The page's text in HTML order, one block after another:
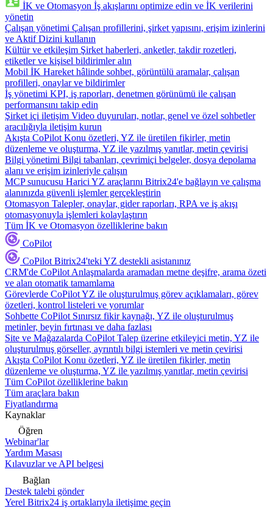
İK ve Otomasyon İş akışlarını optimize edin ve İK verilerini
yönetin
Çalışan yönetimi Çalışan profillerini, şirket yapısını, erişim izinlerini
ve Aktif Dizini kullanın
Kültür ve etkileşim Şirket haberleri, anketler, takdir rozetleri,
etiketler ve kişisel bildirimler alın
Mobil İK Hareket hâlinde sohbet, görüntülü aramalar, çalışan
profilleri, onaylar ve bildirimler
İş yönetimi KPI, iş raporları, denetmen görünümü ile çalışan
performansını takip edin
Şirket içi iletişim Video duyuruları, notlar, genel ve özel sohbetler
aracılığıyla iletişim kurun
Akışta CoPilot Konu özetleri, YZ ile üretilen fikirler, metin
düzenleme ve oluşturma, YZ ile yazılmış yanıtlar, metin çevirisi
Bilgi yönetimi Bilgi tabanları, çevrimiçi belgeler, dosya depolama
alanı ve erişim izinleriyle çalışın
MCP sunucusu Harici YZ araçlarını Bitrix24'e bağlayın ve çalışma
alanınızda güvenli işlemler gerçekleştirin
Otomasyon Talepler, onaylar, gider raporları, RPA ve iş akışı
otomasyonuyla işlemleri kolaylaştırın
Tüm İK ve Otomasyon özelliklerine bakın
CoPilot
CoPilot Bitrix24'teki YZ destekli asistanınız
CRM'de CoPilot Anlaşmalarda aramadan metne deşifre, arama özeti
ve alan otomatik tamamlama
Görevlerde CoPilotYZ ile oluşturulmuş görev açıklamaları, görev
özetleri, kontrol listeleri ve yorumlar
Sohbette CoPilot Sınırsız fikir kaynağı, YZ ile oluşturulmuş
metinler, beyin fırtınası ve daha fazlası
Site ve Mağazalarda CoPilot Talep üzerine etkileyici metin, YZ ile
oluşturulmuş görseller, ayrıntılı bilgi istemleri ve metin çevirisi
Akışta CoPilot Konu özetleri, YZ ile üretilen fikirler, metin
düzenleme ve oluşturma, YZ ile yazılmış yanıtlar, metin çevirisi
Tüm CoPilot özelliklerine bakın
Tüm araçlara bakın
Fiyatlandırma
Kaynaklar
Öğren
Webinar'lar
Yardım Masası
Kılavuzlar ve API belgesi
Bağlan
Destek talebi gönder
Yerel Bitrix24 iş ortaklarıyla iletişime geçin